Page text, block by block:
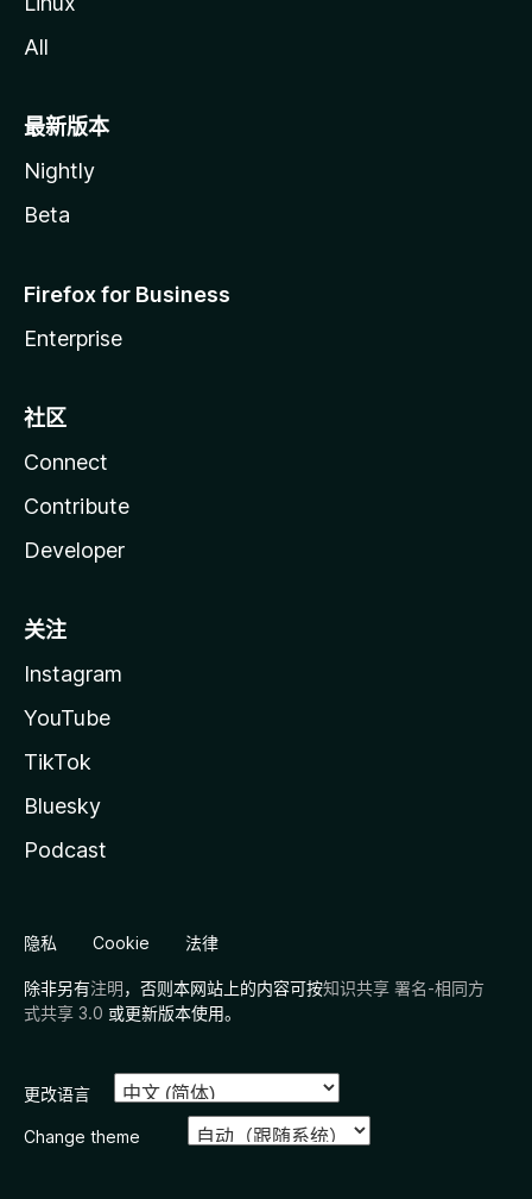
All
最新版本
Nightly
Beta
Firefox for Business
Enterprise
社区
Connect
Contribute
Developer
关注
Instagram
YouTube
TikTok
Bluesky
Podcast
隐私 Cookie 法律
除非另有注明，否则本网站上的内容可按知识共享 署名-相同方
式共享 3.0 或更新版本使用。
更改语言
Change theme